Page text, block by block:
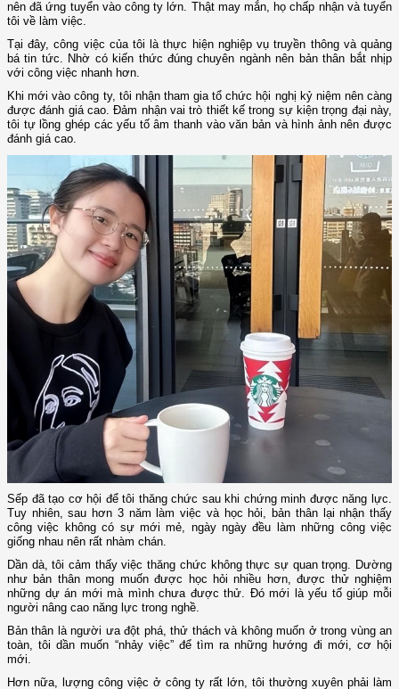
nên đã ứng tuyển vào công ty lớn. Thật may mắn, họ chấp nhận và tuyển
tôi về làm việc.
Tại đây, công việc của tôi là thực hiện nghiệp vụ truyền thông và quảng
bá tin tức. Nhờ có kiến thức đúng chuyên ngành nên bản thân bắt nhịp
với công việc nhanh hơn.
Khi mới vào công ty, tôi nhận tham gia tổ chức hội nghị kỷ niệm nên càng
được đánh giá cao. Đảm nhận vai trò thiết kế trong sự kiện trọng đại này,
tôi tự lồng ghép các yếu tố âm thanh vào văn bản và hình ảnh nên được
đánh giá cao.
Sếp đã tạo cơ hội để tôi thăng chức sau khi chứng minh được năng lực.
Tuy nhiên, sau hơn 3 năm làm việc và học hỏi, bản thân lại nhận thấy
công việc không có sự mới mẻ, ngày ngày đều làm những công việc
giống nhau nên rất nhàm chán.
Dần dà, tôi cảm thấy việc thăng chức không thực sự quan trọng. Dường
như bản thân mong muốn được học hỏi nhiều hơn, được thử nghiệm
những dự án mới mà mình chưa được thử. Đó mới là yếu tố giúp mỗi
người nâng cao năng lực trong nghề.
Bản thân là người ưa đột phá, thử thách và không muốn ở trong vùng an
toàn, tôi dần muốn “nhảy việc” để tìm ra những hướng đi mới, cơ hội
mới.
Hơn nữa, lượng công việc ở công ty rất lớn, tôi thường xuyên phải làm